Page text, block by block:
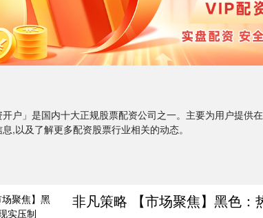
户」是国内十大正规股票配资公司之一。主要为用户提供
,以及了解更多配资股票行业相关的动态。
非凡策略 【市场聚焦】黑色：